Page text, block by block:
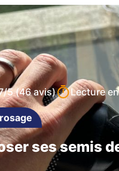
5(46 avis) Lecture en
ses semis